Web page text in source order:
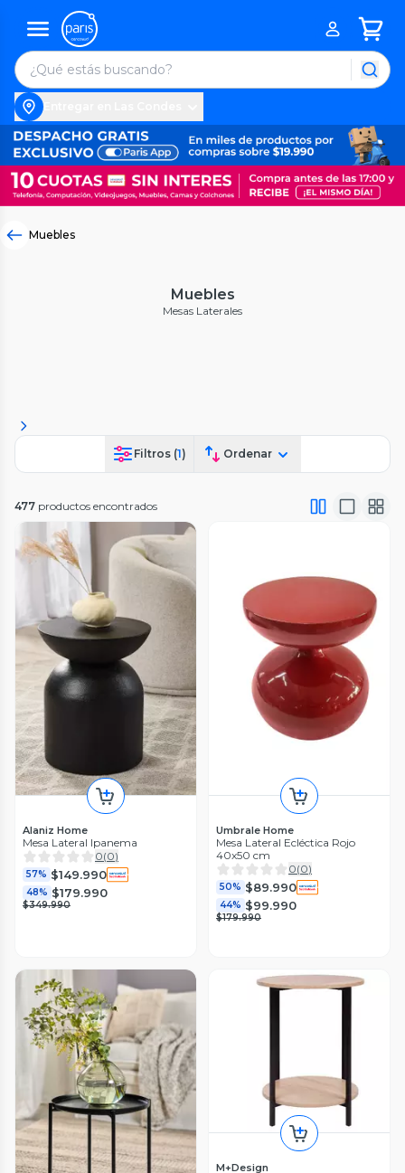
Muebles
Muebles
Mesas Laterales
Filtros (1) Ordenar
477 productos encontrados
Alaniz Home
Mesa Lateral Ipanema
0(0)
57% $149.990
48% $179.990
$349.990
Umbrale Home
Mesa Lateral Ecléctica Rojo
40x50 cm
0(0)
50% $89.990
44% $99.990
$179.990
M+Design